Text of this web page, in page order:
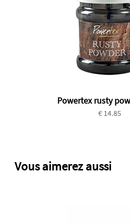
Powertex rusty
€ 14.85
Vous aimerez aussi